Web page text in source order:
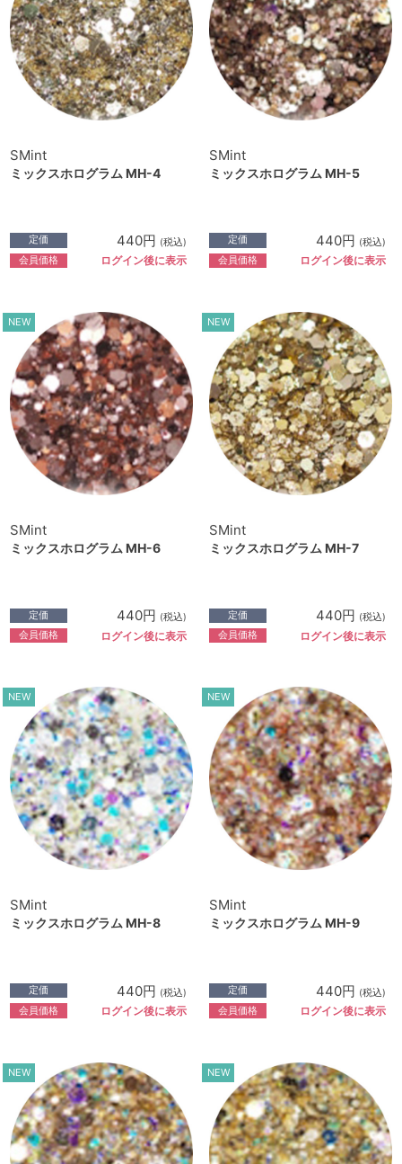
SMint
ミックスホログラム MH-4
定価 440円 (税込)
会員価格 ログイン後に表示
SMint
ミックスホログラム MH-5
定価 440円 (税込)
会員価格 ログイン後に表示
NEW
SMint
ミックスホログラム MH-6
定価 440円 (税込)
会員価格 ログイン後に表示
NEW
SMint
ミックスホログラム MH-7
定価 440円 (税込)
会員価格 ログイン後に表示
NEW
SMint
ミックスホログラム MH-8
定価 440円 (税込)
会員価格 ログイン後に表示
NEW
SMint
ミックスホログラム MH-9
定価 440円 (税込)
会員価格 ログイン後に表示
NEW NEW